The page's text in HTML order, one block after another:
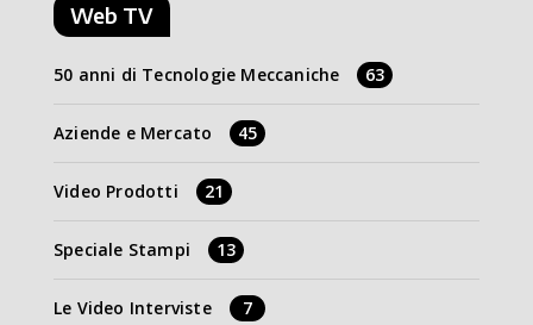
Web TV
50 anni di Tecnologie Meccaniche 63
Aziende e Mercato 45
Video Prodotti 21
Speciale Stampi 13
Le Video Interviste 7